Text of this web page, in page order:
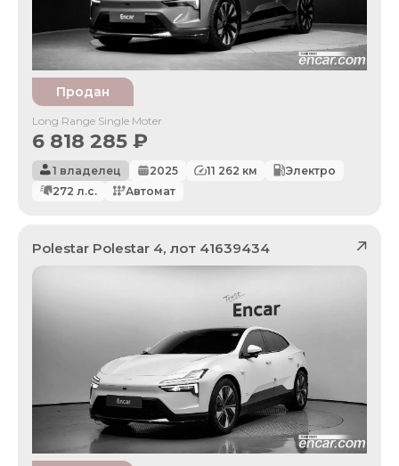
Продан
Long Range Single Moter
6 818 285 ₽
1 владелец 2025 11 262 км
Электро
272 л.с. Автомат
Polestar Polestar 4, лот 41639434